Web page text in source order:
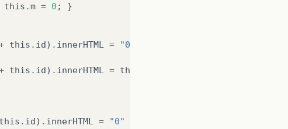
this .m = 0 ; }
this . id) . innerHTML = "0"
this . id) . innerHTML = this
this . id) . innerHTML = "0"